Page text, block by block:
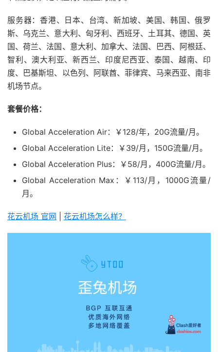
服务器：香港、日本、台湾、新加坡、美国、韩国、俄罗
斯、乌克兰、意大利、匈牙利、西班牙、土耳其、德国、英
国、荷兰、法国、意大利、加拿大、法国、巴西、阿根廷、
智利、澳大利亚、新西兰、印度尼西亚、泰国、越南、印
度、巴基斯坦、以色列、阿联酋、菲律宾、马来西亚、南非
机场节点。
套餐价格：
Global Acceleration Air：￥128/年，20G流量/月。
Global Acceleration Lite：￥39/月，150G流量/月。
Global Acceleration Plus：￥58/月，400G流量/月。
Global Acceleration Max：￥113/月，1000G流量/
月。
花云机场 官网 花云机场怎么样？